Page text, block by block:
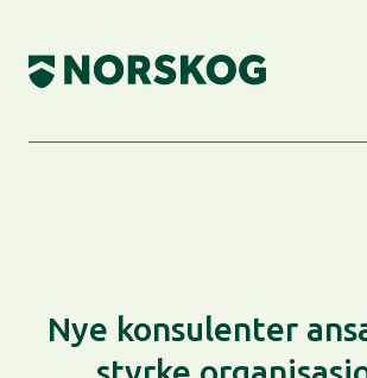
content
Nye konsulenter